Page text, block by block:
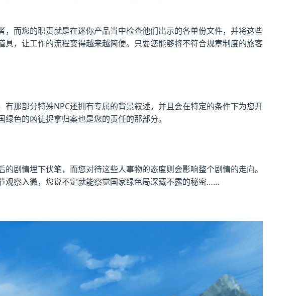
而您的职责就是在迷你产品当中检查他们出示的各单份文件，并将这些
，让工作的流程变得越来越简便。只要您能够将不符合规章制度的旅客
那部分特殊NPC还拥有专属的背景叙述，并且会在特定的条件下为您开
色的凶徒捉拿归案也是您的责任的那部分。
剧情埋下伏笔，而您对待这些人事物的态度则会影响整个剧情的走向。
观察入微，您说不定就能察觉国家绿色局深藏不露的秘密……